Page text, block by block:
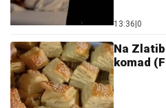
13:36 0
Na
komad